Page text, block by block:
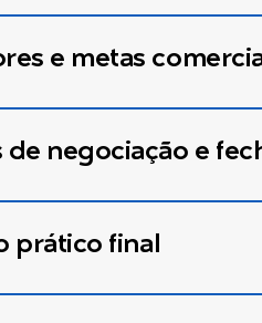
e metas
de negociação e
prático final